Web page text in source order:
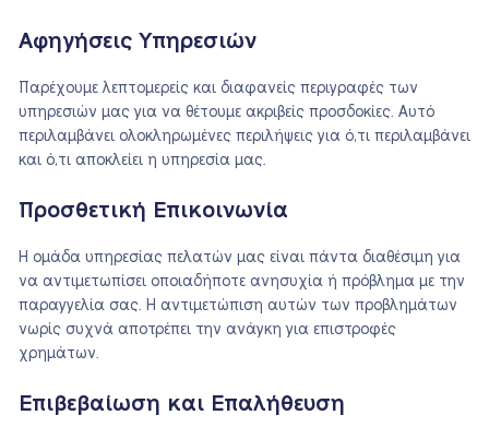
Αφηγήσεις Υπηρεσιών
Παρέχουμε λεπτομερείς και διαφανείς περιγραφές των
υπηρεσιών μας για να θέτουμε ακριβείς προσδοκίες. Αυτό
περιλαμβάνει ολοκληρωμένες περιλήψεις για ό,τι περιλαμβάνει
και ό,τι αποκλείει η υπηρεσία μας.
Προσθετική Επικοινωνία
Η ομάδα υπηρεσίας πελατών μας είναι πάντα διαθέσιμη για
να αντιμετωπίσει οποιαδήποτε ανησυχία ή πρόβλημα με την
παραγγελία σας. Η αντιμετώπιση αυτών των προβλημάτων
νωρίς συχνά αποτρέπει την ανάγκη για επιστροφές
χρημάτων.
Επιβεβαίωση και Επαλήθευση